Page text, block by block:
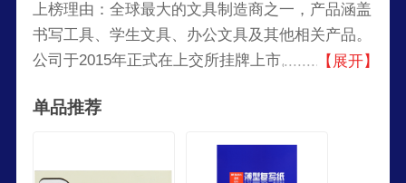
上榜理由：全球最大的文具制造商之一，产品涵盖
书写工具、学生文具、办公文具及其他相关产品。
公司于2015年正式在上交所挂牌上市。作为深受中
文具的创新之路，完成从中国制造向中国创造的华
【展开】
单品推荐